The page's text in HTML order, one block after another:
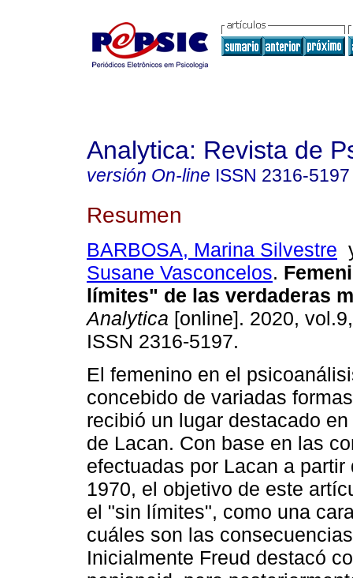
Analytica: Revista de
versión On-line ISSN 2316-5197
Resumen
BARBOSA, Marina Silvestre
Susane Vasconcelos.
límites" de las verdaderas
Analytica [online]. 2020,
ISSN 2316-5197.
El femenino en el
concebido de variadas
recibió un lugar destacado
de Lacan. Con base en las
efectuadas por Lacan a partir
1970, el objetivo de este
el "sin límites", como una
cuáles son las
Inicialmente Freud destacó